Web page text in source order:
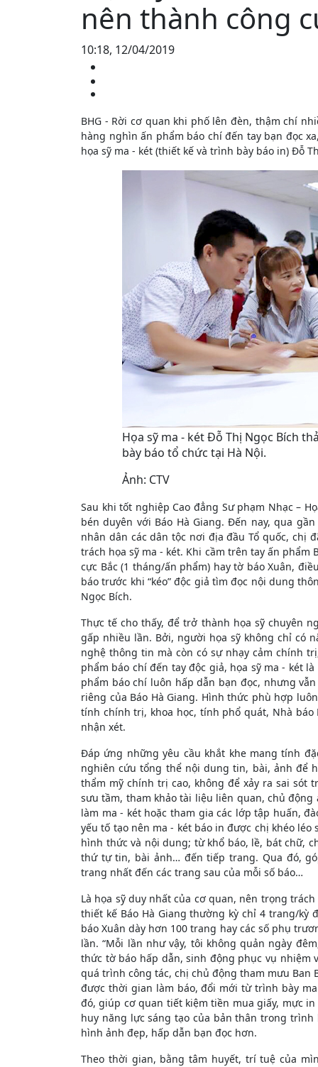
nên thành công
10:18, 12/04/2019
BHG - Rời cơ quan khi phố lên đèn, thậm chí
hàng nghìn ấn phẩm báo chí đến tay bạn đọc
họa sỹ ma - két (thiết kế và trình bày báo in) Đỗ
Họa sỹ ma - két Đỗ Thị Ngọc Bích
bày báo tổ chức tại Hà Nội.
Ảnh: CTV
Sau khi tốt nghiệp Cao đẳng Sư phạm Nhạc –
bén duyên với Báo Hà Giang. Đến nay, qua
nhân dân các dân tộc nơi địa đầu Tổ quốc, chị
trách họa sỹ ma - két. Khi cầm trên tay ấn phẩm
cực Bắc (1 tháng/ấn phẩm) hay tờ báo Xuân,
báo trước khi “kéo” độc giả tìm đọc nội dung
Ngọc Bích.
Thực tế cho thấy, để trở thành họa sỹ chuyên
gấp nhiều lần. Bởi, người họa sỹ không chỉ có
nghệ thông tin mà còn có sự nhạy cảm chính
phẩm báo chí đến tay độc giả, họa sỹ ma - két
phẩm báo chí luôn hấp dẫn bạn đọc, nhưng
riêng của Báo Hà Giang. Hình thức phù hợp
tính chính trị, khoa học, tính phổ quát, Nhà báo
nhận xét.
Đáp ứng những yêu cầu khắt khe mang tính
nghiên cứu tổng thể nội dung tin, bài, ảnh để
thẩm mỹ chính trị cao, không để xảy ra sai
sưu tầm, tham khảo tài liệu liên quan, chủ
làm ma - két hoặc tham gia các lớp tập huấn,
yếu tố tạo nên ma - két báo in được chị khéo
hình thức và nội dung; từ khổ báo, lề, bát chữ,
thứ tự tin, bài ảnh… đến tiếp trang. Qua đó,
trang nhất đến các trang sau của mỗi số báo…
Là họa sỹ duy nhất của cơ quan, nên trọng
thiết kế Báo Hà Giang thường kỳ chỉ 4 trang/
báo Xuân dày hơn 100 trang hay các số phụ
lần. “Mỗi lần như vậy, tôi không quản ngày
thức tờ báo hấp dẫn, sinh động phục vụ nhiệm
quá trình công tác, chị chủ động tham mưu
được thời gian làm báo, đổi mới từ trình bày
đó, giúp cơ quan tiết kiệm tiền mua giấy, mực
huy năng lực sáng tạo của bản thân trong
hình ảnh đẹp, hấp dẫn bạn đọc hơn.
Theo thời gian, bằng tâm huyết, trí tuệ của